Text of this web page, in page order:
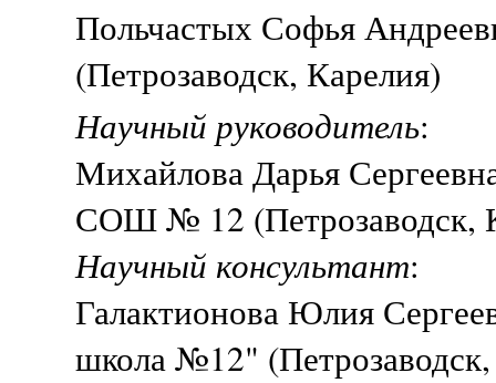
Польчастых Софья
(Петрозаводск, Карелия)
Научный руководитель:
Михайлова Дарья
СОШ № 12 (Петрозаводск,
Научный консультант:
Галактионова Юлия
школа №12"